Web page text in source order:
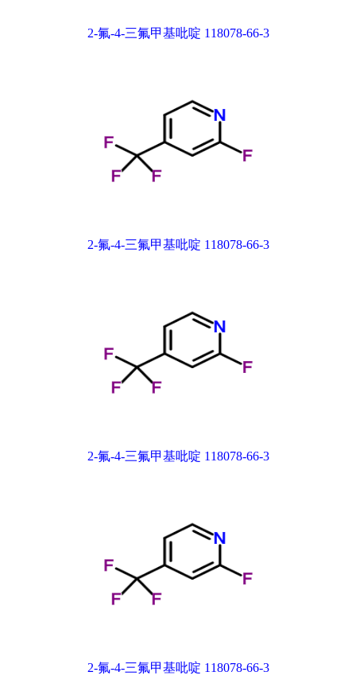
2-氟-4-三氟甲基吡啶 118078-66-3
2-氟-4-三氟甲基吡啶 118078-66-3
2-氟-4-三氟甲基吡啶 118078-66-3
2-氟-4-三氟甲基吡啶 118078-66-3